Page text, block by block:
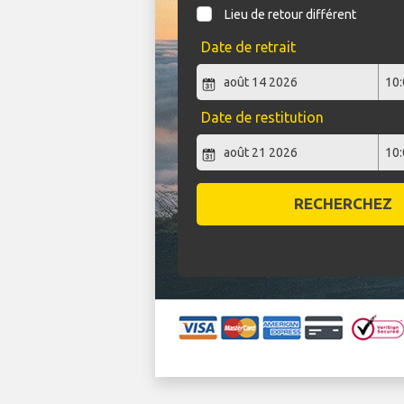
Lieu de retour différent
Date de retrait
Date de restitution
RECHERCHEZ